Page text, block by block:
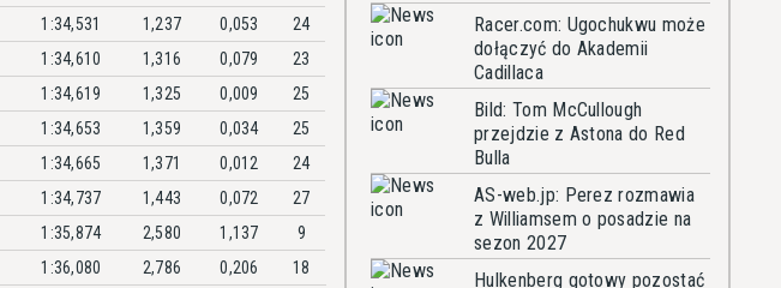
1:34,531 1,237 0,053
24
1:34,610 1,316 0,079
23
1:34,619 1,325 0,009
25
1:34,653 1,359 0,034
25
1:34,665 1,371 0,012
24
1:34,737 1,443 0,072
27
1:35,874 2,580 1,137
9
1:36,080 2,786 0,206 18
Racer.com: Ugochukwu może
dołączyć do Akademii
Cadillaca
Bild: Tom McCullough
przejdzie z Astona do Red
Bulla
AS-web.jp: Perez rozmawia
z Williamsem o posadzie na
sezon 2027
Hulkenberg gotowy pozostać